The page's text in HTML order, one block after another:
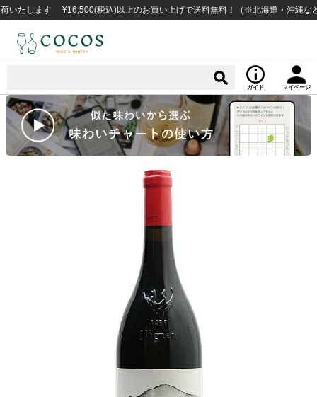
ます ¥16,500(税込)以上のお買い上げで送料無料！（※北海道・沖縄など一部
ガイド マイページ